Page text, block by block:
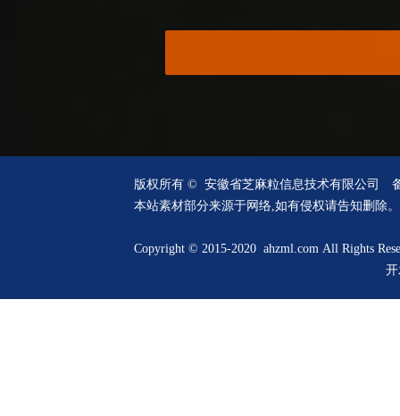
版权所有 © 安徽省芝麻粒信息技术有限公司
本站素材部分来源于网络,如有侵权请告知删除。
Copyright © 2015-2020 ahzml.com All Rights